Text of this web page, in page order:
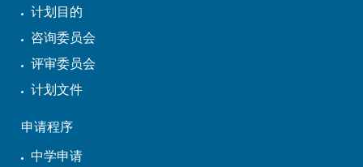
计划目的
咨询委员会
评审委员会
计划文件
申请程序
中学申请